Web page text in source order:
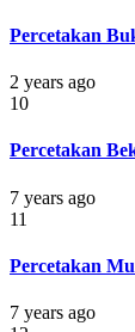
Percetakan
2 years ago
10
Percetakan
7 years ago
11
Percetakan
7 years ago